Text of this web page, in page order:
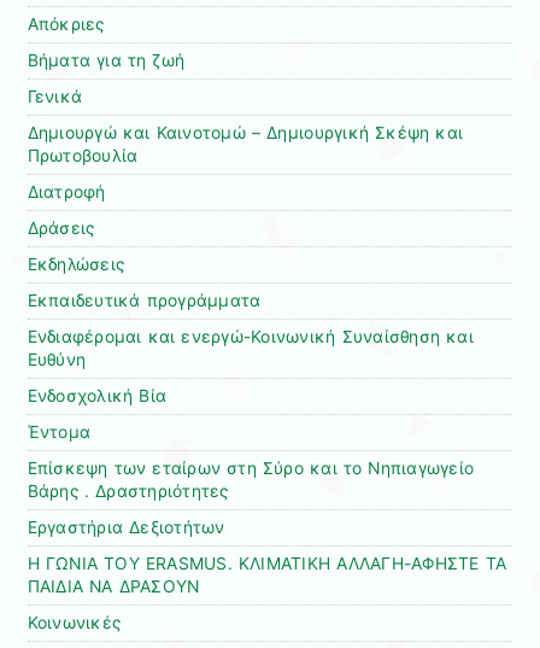
Απόκριες
Βήματα για τη ζωή
Γενικά
Δημιουργώ και Καινοτομώ – Δημιουργική Σκέψη και
Πρωτοβουλία
Διατροφή
Δράσεις
Εκδηλώσεις
Εκπαιδευτικά προγράμματα
Ενδιαφέρομαι και ενεργώ-Κοινωνική Συναίσθηση και
Ευθύνη
Ενδοσχολική Βία
Έντομα
Επίσκεψη των εταίρων στη Σύρο και το Νηπιαγωγείο
Βάρης . Δραστηριότητες
Εργαστήρια Δεξιοτήτων
Η ΓΩΝΙΑ ΤΟΥ ERASMUS. ΚΛΙΜΑΤΙΚΗ ΑΛΛΑΓΗ-ΑΦΗΣΤΕ ΤΑ
ΠΑΙΔΙΑ ΝΑ ΔΡΑΣΟΥΝ
Κοινωνικές